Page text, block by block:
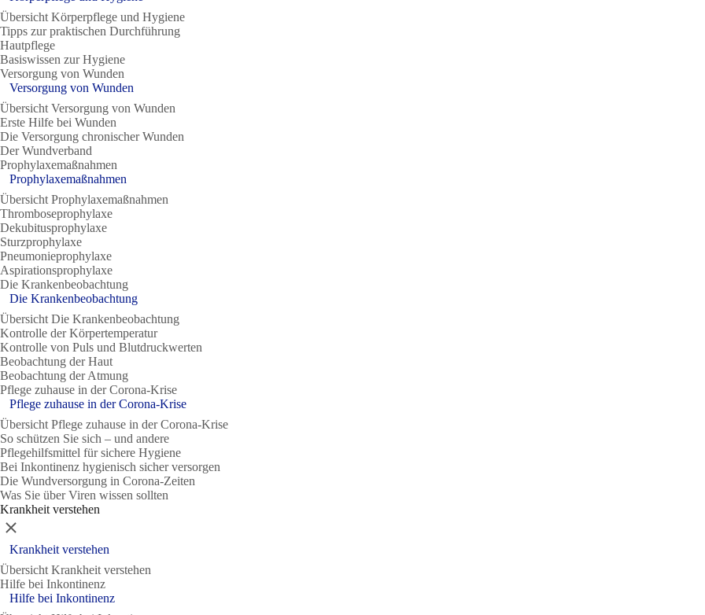
Übersicht Körperpflege und Hygiene
Tipps zur praktischen Durchführung
Hautpflege
Basiswissen zur Hygiene
Versorgung von Wunden
Versorgung von Wunden
Übersicht Versorgung von Wunden
Erste Hilfe bei Wunden
Die Versorgung chronischer Wunden
Der Wundverband
Prophylaxemaßnahmen
Prophylaxemaßnahmen
Übersicht Prophylaxemaßnahmen
Thromboseprophylaxe
Dekubitusprophylaxe
Sturzprophylaxe
Pneumonieprophylaxe
Aspirationsprophylaxe
Die Krankenbeobachtung
Die Krankenbeobachtung
Übersicht Die Krankenbeobachtung
Kontrolle der Körpertemperatur
Kontrolle von Puls und Blutdruckwerten
Beobachtung der Haut
Beobachtung der Atmung
Pflege zuhause in der Corona-Krise
Pflege zuhause in der Corona-Krise
Übersicht Pflege zuhause in der Corona-Krise
So schützen Sie sich – und andere
Pflegehilfsmittel für sichere Hygiene
Bei Inkontinenz hygienisch sicher versorgen
Die Wundversorgung in Corona-Zeiten
Was Sie über Viren wissen sollten
Krankheit verstehen
Schließen
Krankheit verstehen
Übersicht Krankheit verstehen
Hilfe bei Inkontinenz
Hilfe bei Inkontinenz